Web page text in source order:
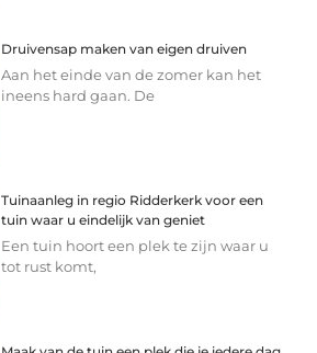
Druivensap maken van eigen druiven
Aan het einde van de zomer kan het
ineens hard gaan. De
Tuinaanleg in regio Ridderkerk voor een
tuin waar u eindelijk van geniet
Een tuin hoort een plek te zijn waar u
tot rust komt,